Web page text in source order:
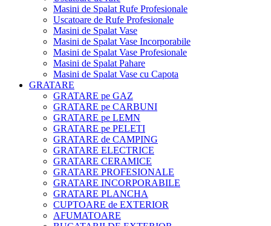
Masini de Spalat Rufe Profesionale
Uscatoare de Rufe Profesionale
Masini de Spalat Vase
Masini de Spalat Vase Incorporabile
Masini de Spalat Vase Profesionale
Masini de Spalat Pahare
Masini de Spalat Vase cu Capota
GRATARE
GRATARE pe GAZ
GRATARE pe CARBUNI
GRATARE pe LEMN
GRATARE pe PELETI
GRATARE de CAMPING
GRATARE ELECTRICE
GRATARE CERAMICE
GRATARE PROFESIONALE
GRATARE INCORPORABILE
GRATARE PLANCHA
CUPTOARE de EXTERIOR
AFUMATOARE